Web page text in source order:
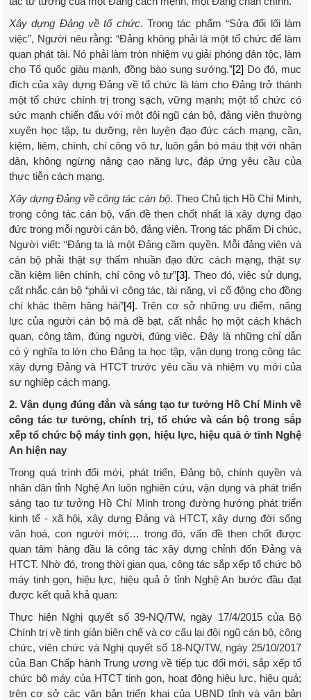
Xây dựng Đảng về tổ chức. Trong tác phẩm “Sửa đổi lối làm
việc”, Người nêu rằng: “Đảng không phải là một tổ chức để làm
quan phát tài. Nó phải làm tròn nhiệm vụ giải phóng dân tộc, làm
cho Tổ quốc giàu mạnh, đồng bào sung sướng.”[2] Do đó, mục
đích của xây dựng Đảng về tổ chức là làm cho Đảng trở thành
một tổ chức chính trị trong sạch, vững mạnh; một tổ chức có
sức mạnh chiến đấu với một đội ngũ cán bộ, đảng viên thường
xuyên học tập, tu dưỡng, rèn luyện đạo đức cách mạng, cần,
kiệm, liêm, chính, chí công vô tư, luôn gắn bó máu thịt với nhân
dân, không ngừng nâng cao năng lực, đáp ứng yêu cầu của
thực tiễn cách mạng.
Xây dựng Đảng về công tác cán bộ. Theo Chủ tịch Hồ Chí Minh,
trong công tác cán bộ, vấn đề then chốt nhất là xây dựng đạo
đức trong mỗi người cán bộ, đảng viên. Trong tác phẩm Di chúc,
Người viết: “Đảng ta là một Đảng cầm quyền. Mỗi đảng viên và
cán bộ phải thật sự thấm nhuần đạo đức cách mạng, thật sự
cần kiệm liên chính, chí công vô tư”[3]. Theo đó, việc sử dụng,
cất nhắc cán bộ “phải vì công tác, tài năng, vì cổ động cho đồng
chí khác thêm hăng hái”[4]. Trên cơ sở những ưu điểm, năng
lực của người cán bộ mà đề bạt, cất nhắc họ một cách khách
quan, công tâm, đúng người, đúng việc. Đây là những chỉ dẫn
có ý nghĩa to lớn cho Đảng ta học tập, vận dụng trong công tác
xây dựng Đảng và HTCT trước yêu cầu và nhiệm vụ mới của
sự nghiệp cách mạng.
2. Vận dụng đúng đắn và sáng tạo tư tưởng Hồ Chí Minh về
công tác tư tưởng, chính trị, tổ chức và cán bộ trong sắp
xếp tổ chức bộ máy tinh gọn, hiệu lực, hiệu quả ở tỉnh Nghệ
An hiện nay
Trong quá trình đổi mới, phát triển, Đảng bộ, chính quyền và
nhân dân tỉnh Nghệ An luôn nghiên cứu, vận dụng và phát triển
sáng tạo tư tưởng Hồ Chí Minh trong đường hướng phát triển
kinh tế - xã hội, xây dựng Đảng và HTCT, xây dựng đời sống
văn hoá, con người mới;… trong đó, vấn đề then chốt được
quan tâm hàng đầu là công tác xây dựng chỉnh đốn Đảng và
HTCT. Nhờ đó, trong thời gian qua, công tác sắp xếp tổ chức bộ
máy tinh gọn, hiệu lực, hiệu quả ở tỉnh Nghệ An bước đầu đạt
được kết quả khả quan:
Thực hiện Nghị quyết số 39-NQ/TW, ngày 17/4/2015 của Bộ
Chính trị về tinh giản biên chế và cơ cấu lại đội ngũ cán bộ, công
chức, viên chức và Nghị quyết số 18-NQ/TW, ngày 25/10/2017
của Ban Chấp hành Trung ương về tiếp tục đổi mới, sắp xếp tổ
chức bộ máy của HTCT tinh gọn, hoạt động hiệu lực, hiệu quả;
trên cơ sở các văn bản triển khai của UBND tỉnh và văn bản